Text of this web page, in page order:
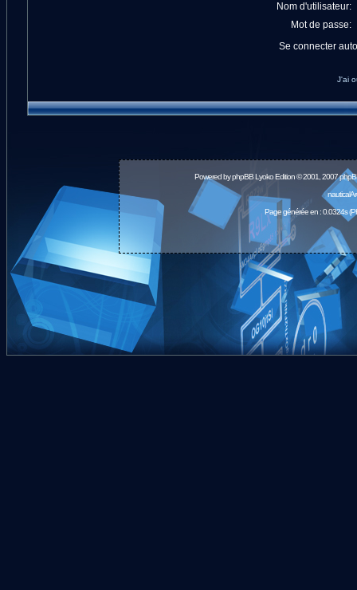
Nom d'utilisateur:
Mot de passe:
Se connecter
J'ai
Powered byphpBBLyoko Edition © 2001, 2007
Page générée en : 0.0324s